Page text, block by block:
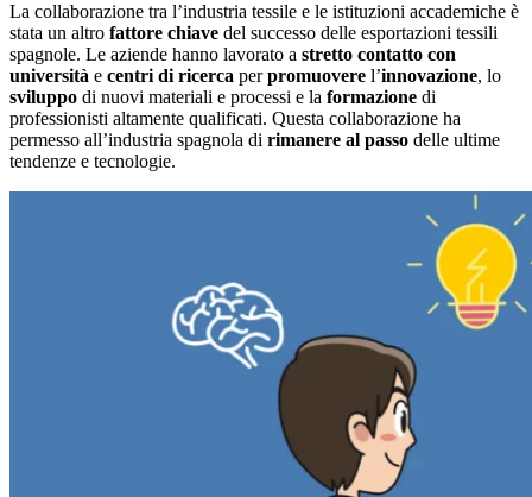
La collaborazione tra l’industria tessile e le istituzioni accademiche è
stata un altro fattore chiave del successo delle esportazioni tessili
spagnole. Le aziende hanno lavorato a stretto contatto con
università e centri di ricerca perpromuovere l’innovazione, lo
sviluppo di nuovi materiali e processi e la formazione di
professionisti altamente qualificati. Questa collaborazione ha
permesso all’industria spagnola di rimanere al passo delle ultime
tendenze e tecnologie.